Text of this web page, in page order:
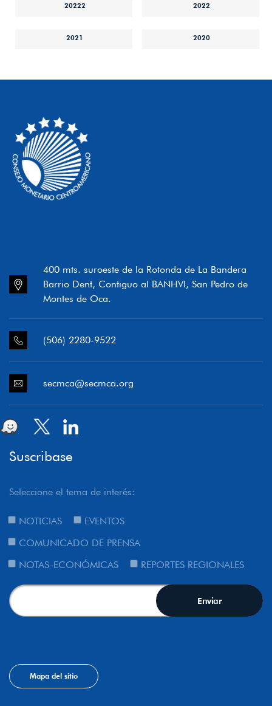
20222 2022
2021 2020
400 mts. suroeste de la Rotonda de La Bandera
Barrio Dent, Contiguo al BANHVI, San Pedro de
Montes de Oca.
(506) 2280-9522
secmca@secmca.org
Suscribase
Seleccione el tema de interés:
NOTICIAS
EVENTOS
COMUNICADO DE PRENSA
NOTAS-ECONÓMICAS
REPORTES REGIONALES
Mapa del sitio